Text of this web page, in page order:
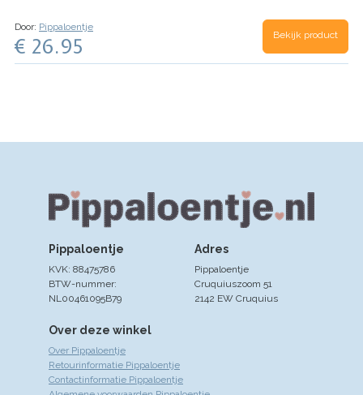
slabbetjes helpen om het knoeifestijn aan tafel
wat in te dimmen. En de knuffel konijntjes zijn
natuurlijk super fijn om mee te geven in bed, of
om lekker mee te spelen in de box. Let op:
Omdat de oortjes van het Richie konijntje niet
berichtje, dan kijken wat we voor je kunnen
We pakken het cadeaumandje
alvast mooi voor je in zodat je deze direct cadeau
kunt geven of op kunt sturen naar de opa en oma
in spé. Indien gewenst schrijven we er een
Door: Pippaloentje
€ 26.95 Bekijk product
Over deze winkel
Over Pippaloentje
Retourinformatie Pippaloentje
Contactinformatie Pippaloentje
Adres
Pippaloentje
Cruquiuszoom 51
2142 EW Cruquius
Pippaloentje
KVK: 88475786
BTW-nummer:
NL00461095B79